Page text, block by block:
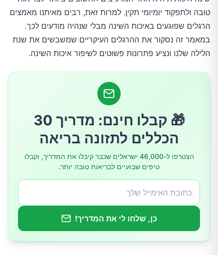
2. אכילה בשעות מאוחרות
3. צריכת קפאין בשעות אחר הצהריים
המלצות לשיפור איכות השינה:
לסיכום
הלילה שלנו ונציע פתרונות פשוטים לשיפור איכות השינה.
🎁 קבלו חינם: מדריך 30
הכללים לתזונה בריאה
הצטרפו ל-46,000 ישראלים שכבר קיבלו את המדריך, וקבלו
טיפים שבועיים לבריאות טובה יותר.
כן, שלחו לי את המדריך!